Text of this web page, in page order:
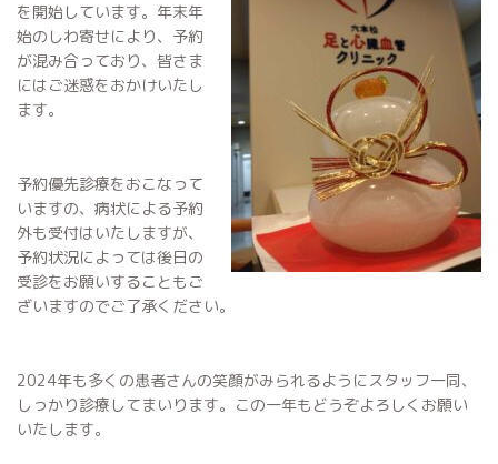
を開始しています。年末年
始のしわ寄せにより、予約
が混み合っており、皆さま
にはご迷惑をおかけいたし
ます。
予約優先診療をおこなって
いますの、病状による予約
外も受付はいたしますが、
予約状況によっては後日の
受診をお願いすることもご
ざいますのでご了承ください。
2024年も多くの患者さんの笑顔がみられるようにスタッフ一同、
しっかり診療してまいります。この一年もどうぞよろしくお願い
いたします。